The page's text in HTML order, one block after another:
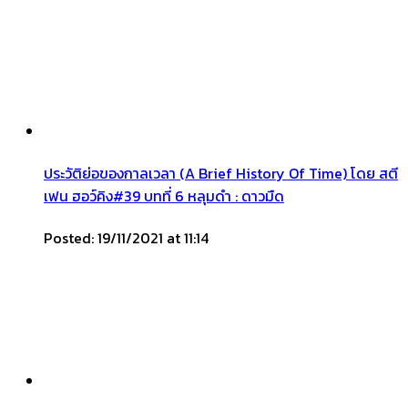
ประวัติย่อของกาลเวลา (A Brief History Of Time) โดย สตี
เฟน ฮอว์คิง#39 บทที่ 6 หลุมดำ : ดาวมืด
Posted: 19/11/2021 at 11:14